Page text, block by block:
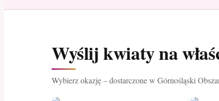
Wyślij kwiaty na
Wybierz okazję – dostarczone w Górnośląski